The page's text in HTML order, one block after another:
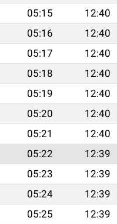
05:15 12:40
05:16 12:40
05:17 12:40
05:18 12:40
05:19 12:40
05:20 12:40
05:21 12:40
05:22 12:39
05:23 12:39
05:24 12:39
05:25 12:39